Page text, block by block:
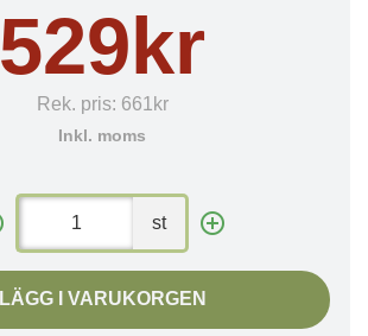
529kr
Rek. pris: 661kr
Inkl. moms
st
LÄGG I VARUKORGEN